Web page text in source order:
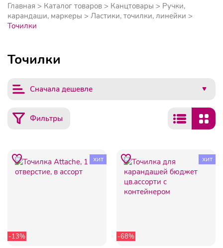
Главная Каталог товаров Канцтовары
Ручки,
карандаши, маркеры
Ластики, точилки, линейки
Точилки
Точилки
Сначала дешевле
Фильтры
-13%
хит
-68%
хит